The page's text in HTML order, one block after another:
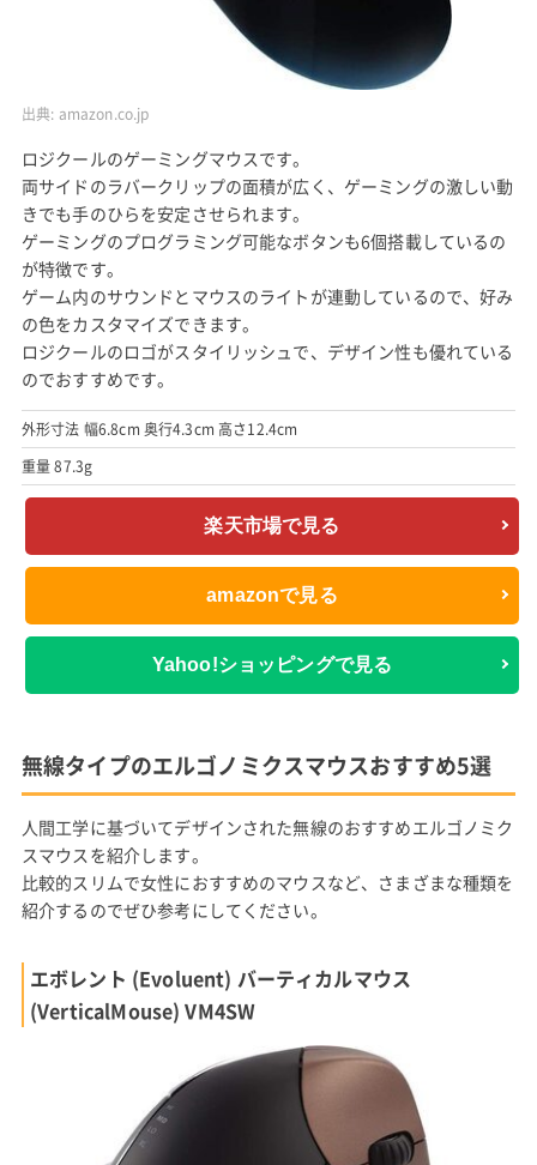
出典: amazon.co.jp
ロジクールのゲーミングマウスです。
両サイドのラバークリップの面積が広く、ゲーミングの激しい動
きでも手のひらを安定させられます。
ゲーミングのプログラミング可能なボタンも6個搭載しているの
が特徴です。
ゲーム内のサウンドとマウスのライトが連動しているので、好み
の色をカスタマイズできます。
ロジクールのロゴがスタイリッシュで、デザイン性も優れている
のでおすすめです。
外形寸法 幅6.8cm 奥行4.3cm 高さ12.4cm
重量 87.3g
楽天市場で見る
amazonで見る
Yahoo!ショッピングで見る
無線タイプのエルゴノミクスマウスおすすめ5選
人間工学に基づいてデザインされた無線のおすすめエルゴノミク
スマウスを紹介します。
比較的スリムで女性におすすめのマウスなど、さまざまな種類を
紹介するのでぜひ参考にしてください。
エボレント (Evoluent) バーティカルマウス
(VerticalMouse) VM4SW